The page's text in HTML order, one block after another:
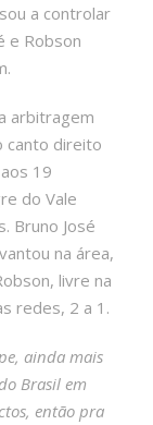
a controlar
e Robson
arbitragem
canto direito
19
do Vale
Bruno José
na área,
livre na
redes, 2 a 1.
ainda mais
Brasil em
então pra